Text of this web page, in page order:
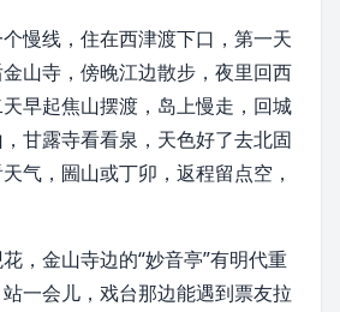
慢线，住在西津渡下口，第一天
山寺，傍晚江边散步，夜里回西
早起焦山摆渡，岛上慢走，回城
甘露寺看看泉，天色好了去北固
气，圌山或丁卯，返程留点空，
，金山寺边的“妙音亭”有明代重
一会儿，戏台那边能遇到票友拉